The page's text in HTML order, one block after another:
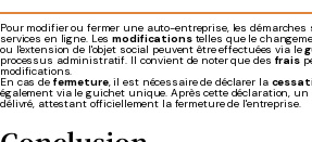
Pour modifier ou fermer une auto-entreprise, les
services en ligne. Lesmodificationstelles que le
ou l'extension de l'objet social peuvent être effectuées via le
processus administratif. Il convient de noter que des frais
modifications.
En cas de fermeture, il est nécessaire de déclarer la
également via le guichet unique. Après cette déclaration, un
délivré, attestant officiellement la fermeture de l'entreprise.